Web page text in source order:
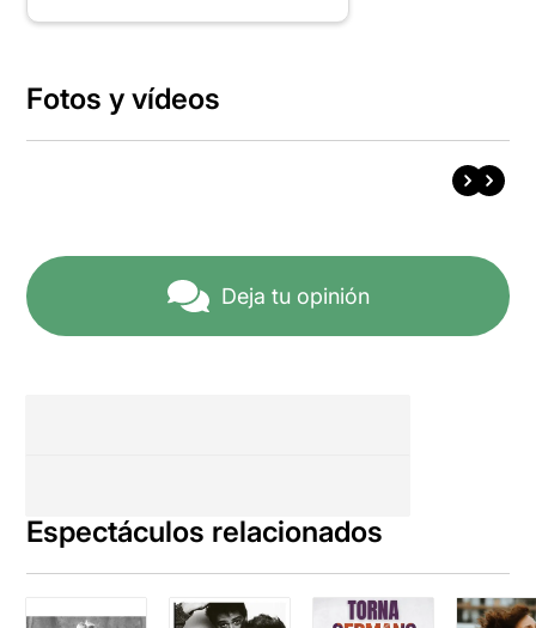
Fotos y vídeos
Deja tu opinión
Espectáculos relacionados